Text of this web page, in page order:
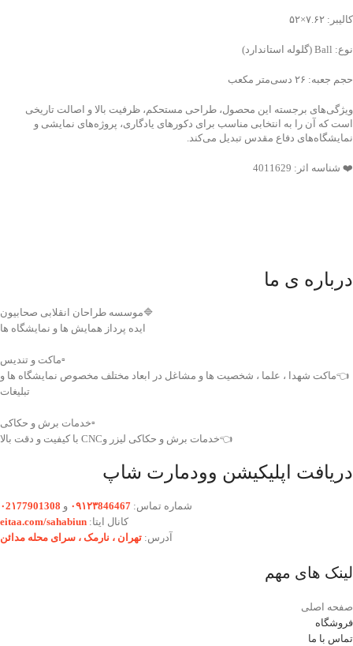
کالیبر: ۷.۶۲×۵۲
نوع: Ball (گلوله استاندارد)
حجم جعبه: ۲۶ دسی‌متر مکعب
ویژگی‌های برجسته این محصول، طراحی مستحکم، ظرفیت بالا و اصالت تاریخی
است که آن را به انتخابی مناسب برای دکورهای یادگاری، پروژه‌های نمایشی و
نمایشگاه‌های دفاع مقدس تبدیل می‌کند.
❤️ شناسه اثر: 4011629
درباره ی ما
🔷موسسه طراحان انقلابی صحابیون
ایده پرداز همایش ها و نمایشگاه ها
▫️ماکت و تندیس
👈ماکت شهدا ، علما ، شخصیت ها و مشاغل در ابعاد مختلف مخصوص نمایشگاه ها و
تبلیغات
▫️خدمات برش و حکاکی
👈خدمات برش و حکاکی لیزر وCNC با کیفیت و دقت بالا
دریافت اپلیکیشن وودمارت شاپ
شماره تماس: ۰۹۱۲۳846467 و ۰2۱77901308
کانال ایتا: eitaa.com/sahabiun
آدرس: تهران ،‌ نارمک ، سرای محله مدائن
لینک های مهم
صفحه اصلی
فروشگاه
تماس با ما